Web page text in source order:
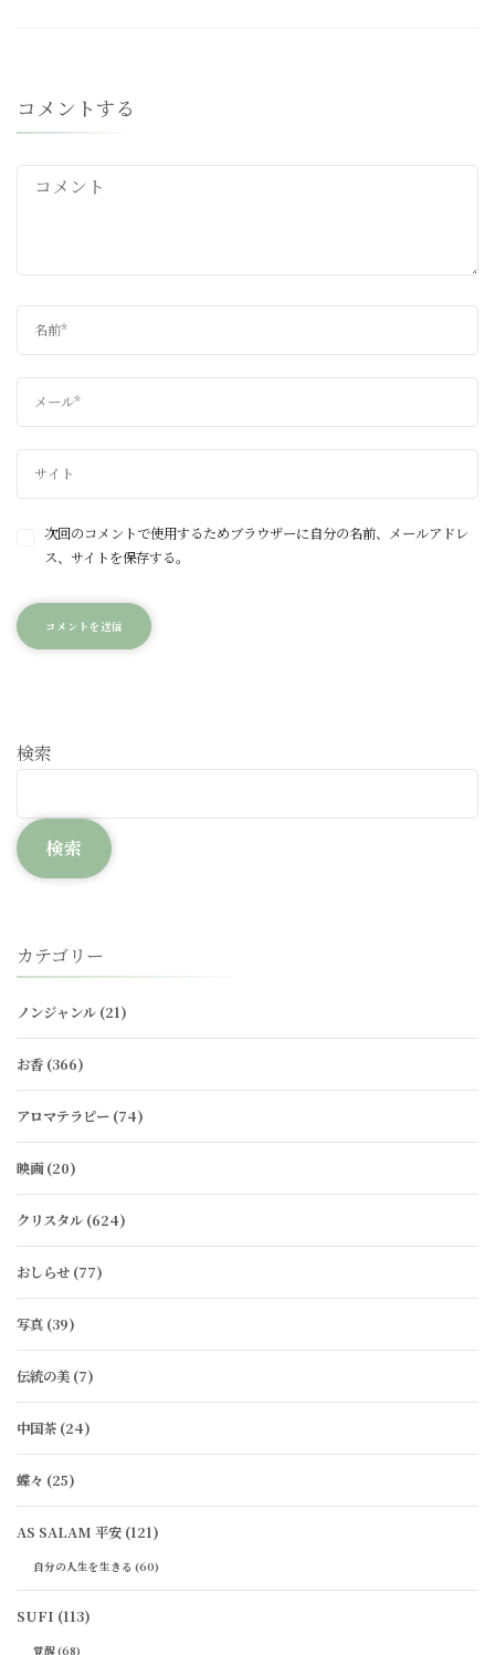
コメントする
次回のコメントで使用するためブラウザーに自分の名前、メールアドレ
ス、サイトを保存する。
検索
検索
カテゴリー
ノンジャンル (21)
お香 (366)
アロマテラピー (74)
映画(20)
クリスタル (624)
おしらせ (77)
写真 (39)
伝統の美 (7)
中国茶 (24)
蝶々 (25)
AS SALAM 平安 (121)
自分の人生を生きる (60)
SUFI (113)
覚醒(68)